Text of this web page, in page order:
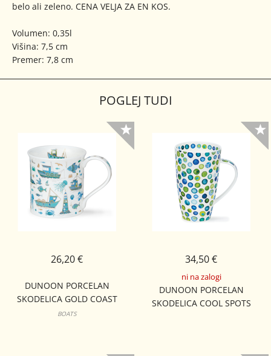
belo ali zeleno. CENA VELJA ZA EN KOS.
Volumen: 0,35l
Višina: 7,5 cm
Premer: 7,8 cm
POGLEJ TUDI
DUNOON PORCELAN
SKODELICA GOLD COAST
BUTE
BOATS
26,20 €
ni na zalogi
DUNOON PORCELAN
SKODELICA COOL SPOTS
34,50 €